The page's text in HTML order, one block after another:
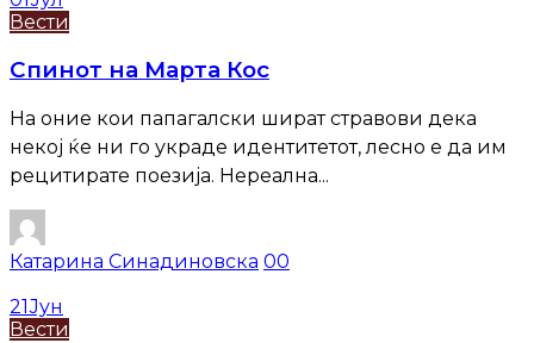
Вести
Спинот на Марта Кос
На оние кои папагалски шират стравови дека
некој ќе ни го украде идентитетот, лесно е да им
рецитирате поезија. Нереална...
Катарина Синадиновска 00
21Јун
Вести